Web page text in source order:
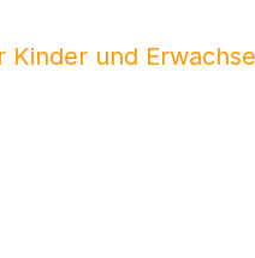
Kinder und